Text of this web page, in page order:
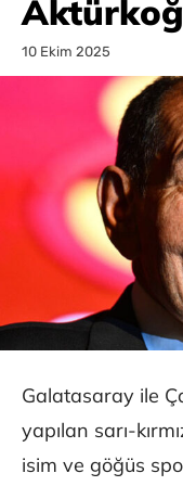
10 Ekim 2025
Galatasaray ile
yapılan sarı-
isim ve göğüs